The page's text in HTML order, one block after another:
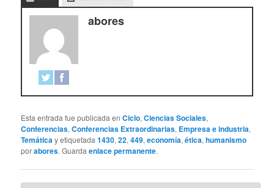
abores
Esta entrada fue publicada enCiclo,Ciencias Sociales,
Conferencias,Conferencias Extraordinarias, Empresa e industria,
Temáticay etiquetada1430,22,449,economía,ética,humanismo
porabores. Guardaenlace permanente.